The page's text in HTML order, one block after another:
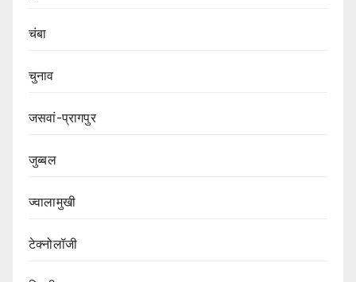
चंबा
चुनाव
जसवां-प्रागपुर
जुब्बल
ज्वालामुखी
टेक्नोलॉजी